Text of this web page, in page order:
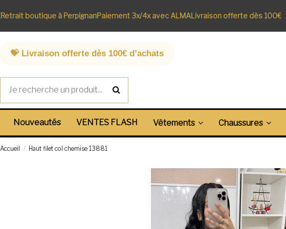
boutique à PerpignanPaiement 3x/4x avec ALMALivraison offerte dès 100€
💝 Livraison offerte dès 100€ d’achats
Nouveautés VENTES FLASH Vêtements Chaussures
Accueil Haut filet col chemise 13881